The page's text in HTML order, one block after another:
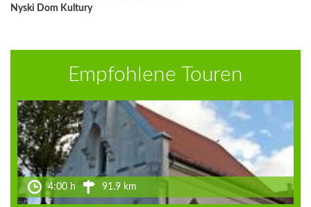
Nyski Dom Kultury
Empfohlene Touren
4:00 h 91.9 km